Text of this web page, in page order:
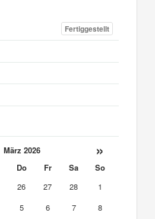
Fertiggestellt
März 2026 »
Do Fr Sa
So
26 27 28
1
5 6 7
8